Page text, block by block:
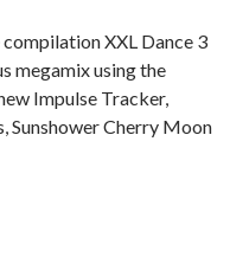
XXL Dance 3
megamix using the
Impulse Tracker,
Sunshower Cherry Moon